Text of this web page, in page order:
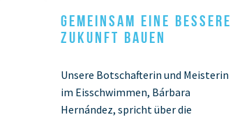
GEMEINSAM EINE BESSERE
ZUKUNFT BAUEN
Unsere Botschafterin und Meisterin
im Eisschwimmen, Bárbara
Hernández, spricht über die